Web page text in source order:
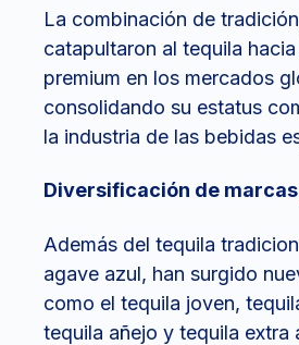
La combinación de
catapultaron al tequila
premium en los mercados
consolidando su estatus
la industria de las bebidas
Diversificación de
Además del tequila
agave azul, han surgido
como el tequila joven,
tequila añejo y tequila extra